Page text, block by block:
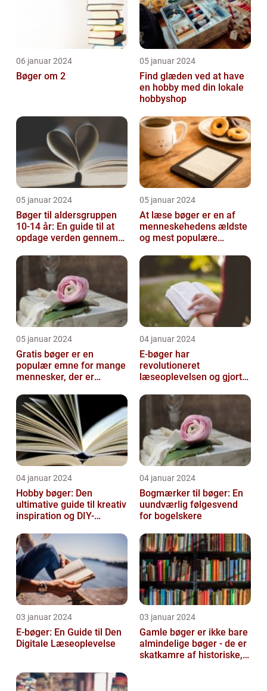
06 januar 2024
Bøger om 2
05 januar 2024
Find glæden ved at have
en hobby med din lokale
hobbyshop
05 januar 2024
Bøger til aldersgruppen
10-14 år: En guide til at
opdage verden gennem
05 januar 2024
At læse bøger er en af
menneskehedens ældste
og mest populære
05 januar 2024
Gratis bøger er en
populær emne for mange
mennesker, der er
men ikke ønsker ...
04 januar 2024
E-bøger har
revolutioneret
læseoplevelsen og gjort
adgang til et utal af l...
04 januar 2024
Hobby bøger: Den
ultimative guide til kreativ
inspiration og DIY-
04 januar 2024
Bogmærker til bøger: En
uundværlig følgesvend
for bogelskere
03 januar 2024
E-bøger: En Guide til Den
Digitale Læseoplevelse
03 januar 2024
Gamle bøger er ikke bare
almindelige bøger - de er
skatkamre af historiske,